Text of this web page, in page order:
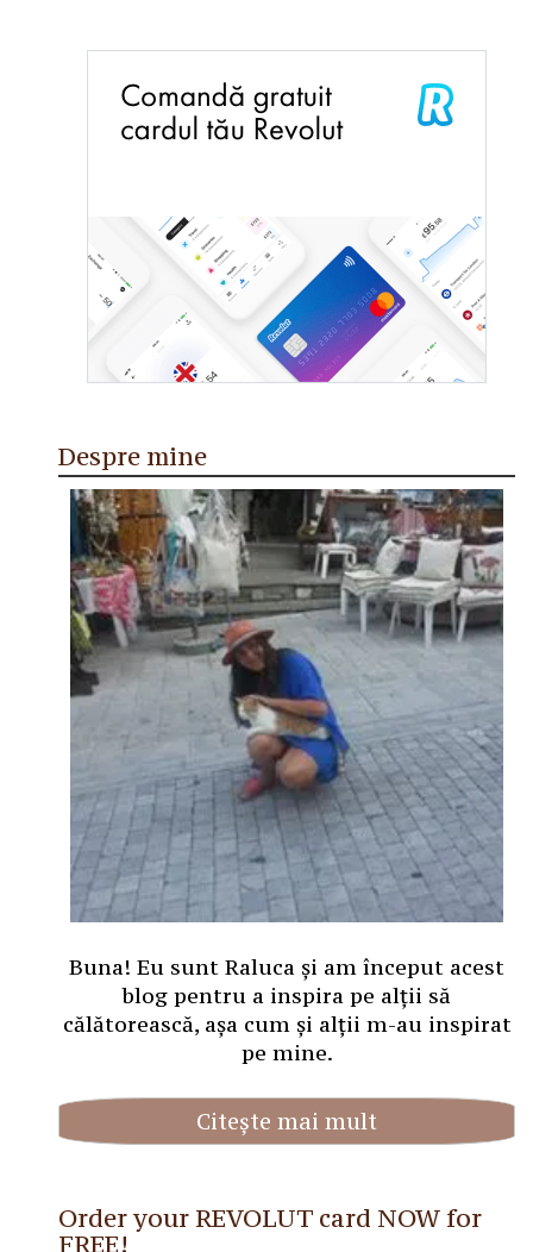
Despre mine
Buna! Eu sunt Raluca și am început acest
blog pentru a inspira pe alții să
călătorească, așa cum și alții m-au inspirat
pe mine.
Citește mai mult
Order your REVOLUT card NOW for
FREE!